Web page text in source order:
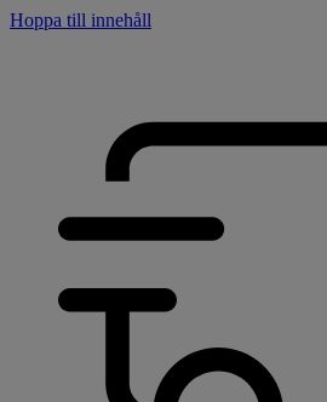
Hoppa till innehåll